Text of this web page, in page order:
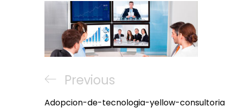
Navegación
de
Previous
Post
Previous
Adopcion-de-tecnologia-yellow-consultoria